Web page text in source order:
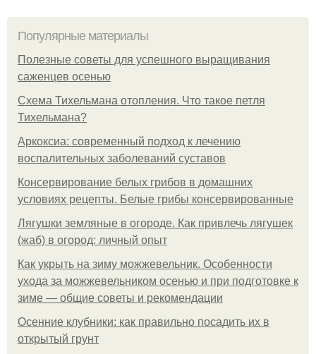
Популярные материалы
Полезные советы для успешного выращивания
саженцев осенью
Схема Тихельмана отопления. Что такое петля
Тихельмана?
Аркоксиа: современный подход к лечению
воспалительных заболеваний суставов
Консервирование белых грибов в домашних
условиях рецепты. Белые грибы консервированные
Лягушки земляные в огороде. Как привлечь лягушек
(жаб) в огород: личный опыт
Как укрыть на зиму можжевельник. Особенности
ухода за можжевельником осенью и при подготовке к
зиме — общие советы и рекомендации
Осенние клубники: как правильно посадить их в
открытый грунт